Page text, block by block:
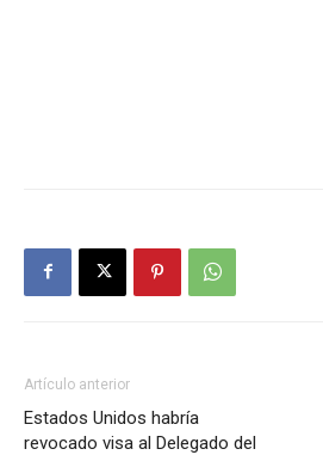
Artículo anterior
Estados Unidos habría
revocado visa al Delegado del